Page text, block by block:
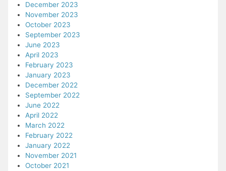
December 2023
November 2023
October 2023
September 2023
June 2023
April 2023
February 2023
January 2023
December 2022
September 2022
June 2022
April 2022
March 2022
February 2022
January 2022
November 2021
October 2021